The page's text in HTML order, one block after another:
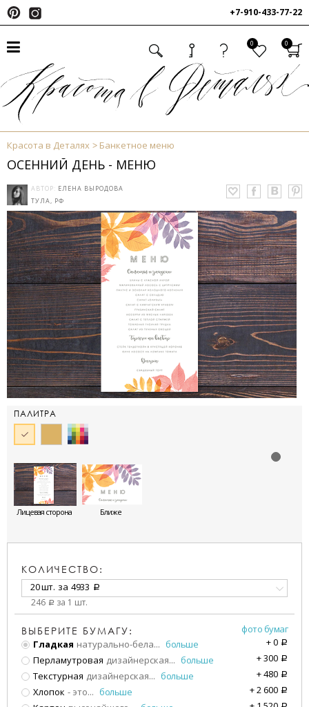
+7-910-433-77-22
0 0
Красота в Деталях Банкетное меню
ОСЕННИЙ ДЕНЬ - МЕНЮ
АВТОР: ЕЛЕНА ВЫРОДОВА
ТУЛА, РФ
ПАЛИТРА
Лицевая сторона Ближе
КОЛИЧЕСТВО:
20 шт. за 4933 a
246 a за 1 шт.
ВЫБЕРИТЕ БУМАГУ:
фото бумаг
Гладкая натурально-бела... больше +0 a
Перламутровая дизайнерская... больше +300 a
Текстурная дизайнерская... больше +480 a
Хлопок - это... больше +2 600 a